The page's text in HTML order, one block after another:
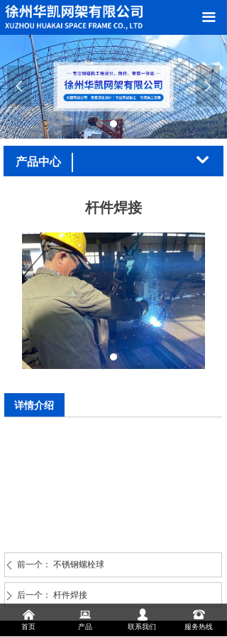
끀
网站首页
关于我们
产品中心
案例展示
加工车间
新闻中心
联系我们
荣誉资质
넳 넲
产品中心 낔
杆件焊接
详情介绍
ꄴ 前一个： 不锈钢螺栓球
ꄲ 后一个： 杆件焊接
낀
首页
뀵
产品
넙
联系我们
뀰
服务热线